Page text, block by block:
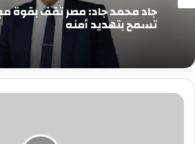
جاد محمد جاد: مصر تقف بقوة
تسمح بتهديد أمنه
حقيقة